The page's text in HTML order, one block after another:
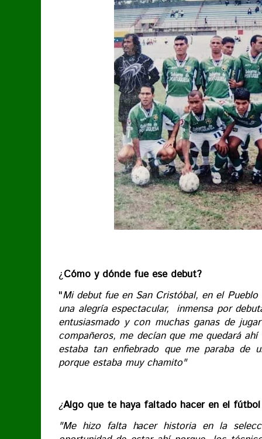
¿Cómo y dónde fue ese debut?
"Mi debut fue en San Cristóbal, en el
una alegría espectacular, inmensa por
entusiasmado y con muchas ganas de
compañeros, me decían que me quedará
estaba tan enfiebrado que me paraba de
porque estaba muy chamito"
¿Algo que te haya faltado hacer en el fútbol
"Me hizo falta hacer historia en la